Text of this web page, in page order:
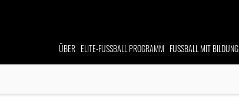
ÜBER ELITE-FUSSBALLPROGRAMM FUSSBALL MIT BILDUNG